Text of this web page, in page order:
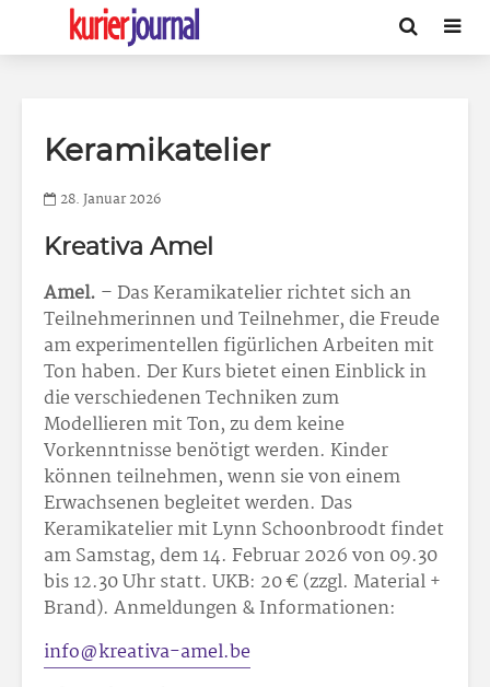
Keramikatelier
28. Januar 2026
Kreativa Amel
Amel. – Das Keramikatelier richtet sich an
Teilnehmerinnen und Teilnehmer, die Freude
am experimentellen figürlichen Arbeiten mit
Ton haben. Der Kurs bietet einen Einblick in
die verschiedenen Techniken zum
Modellieren mit Ton, zu dem keine
Vorkenntnisse benötigt werden. Kinder
können teilnehmen, wenn sie von einem
Erwachsenen begleitet werden. Das
Keramikatelier mit Lynn Schoonbroodt findet
am Samstag, dem 14. Februar 2026 von 09.30
bis 12.30 Uhr statt. UKB: 20 € (zzgl. Material +
Brand). Anmeldungen & Informationen:
info@kreativa-amel.be